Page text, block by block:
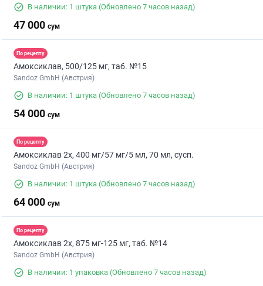
В наличии: 1 штука (Обновлено 7 часов назад)
47 000 сум
По рецепту
Амоксиклав, 500/125 мг, таб. №15
Sandoz GmbH (Австрия)
В наличии: 1 штука (Обновлено 7 часов назад)
54 000 сум
По рецепту
Амоксиклав 2х, 400 мг/57 мг/5 мл, 70 мл, сусп.
Sandoz GmbH (Австрия)
В наличии: 1 штука (Обновлено 7 часов назад)
64 000 сум
По рецепту
Амоксиклав 2х, 875 мг-125 мг, таб. №14
Sandoz GmbH (Австрия)
В наличии: 1 упаковка (Обновлено 7 часов назад)